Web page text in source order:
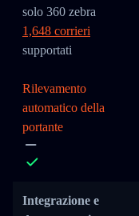
solo 360 zebra
1,648 corrieri
supportati
Rilevamento
automatico della
portante
Integrazione e